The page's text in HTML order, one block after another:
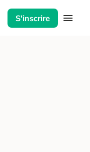
S'inscrire